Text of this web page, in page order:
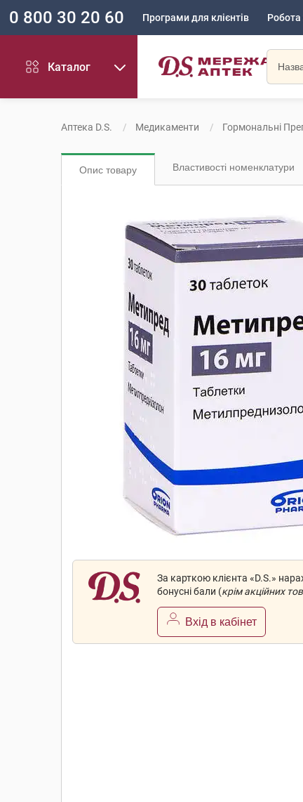
0 800 30 20 60 Програми для клієнтів Робота
Каталог
Аптека D.S. Медикаменти Гормональні
Опис товару Властивості номенклатури
За карткою клієнта «D.S.»
бонусні бали (крім акційних
Вхід в кабінет